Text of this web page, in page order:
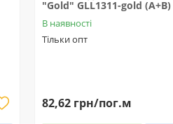
"Gold" GLL1311-gold
В наявності
Тільки опт
82,62 грн/пог.м